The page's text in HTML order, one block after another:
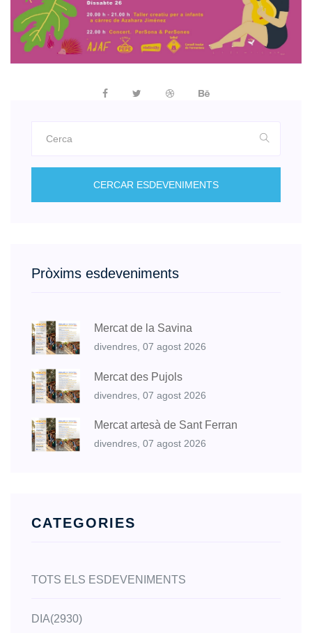
CERCAR ESDEVENIMENTS
Pròxims esdeveniments
Mercat de la Savina
divendres, 07 agost 2026
Mercat des Pujols
divendres, 07 agost 2026
Mercat artesà de Sant Ferran
divendres, 07 agost 2026
CATEGORIES
TOTS ELS ESDEVENIMENTS
DIA(2930)